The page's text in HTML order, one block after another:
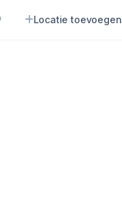
Locatie toevoegen